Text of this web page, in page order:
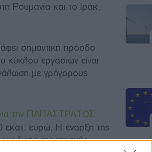
Ρουμανία και το Ιράκ,
σημαντική πρόοδο
εργασιών είναι
με γρήγορους
για την ΠΑΠΑΣΤΡΑΤΟΣ
εκατ. ευρώ. Η έναρξη της
στρατηγικής